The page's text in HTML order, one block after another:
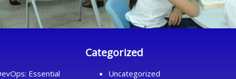
Essential
Categorized
Uncategorized